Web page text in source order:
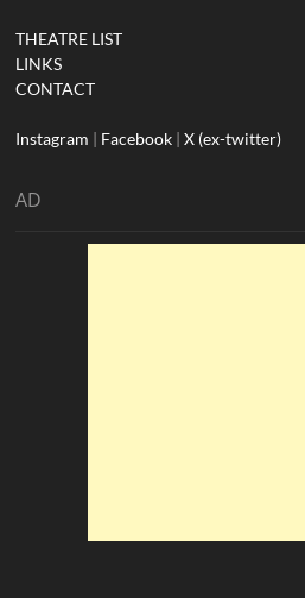
THEATRE LIST
LINKS
CONTACT
Instagram | Facebook |X (ex-twitter)
AD